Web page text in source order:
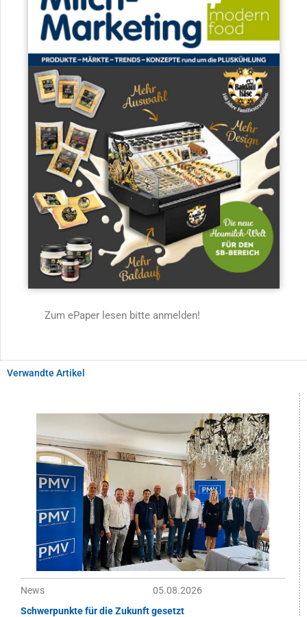
Zum ePaper lesen bitte anmelden!
Verwandte Artikel
News
05.08.2026
Schwerpunkte für die Zukunft gesetzt